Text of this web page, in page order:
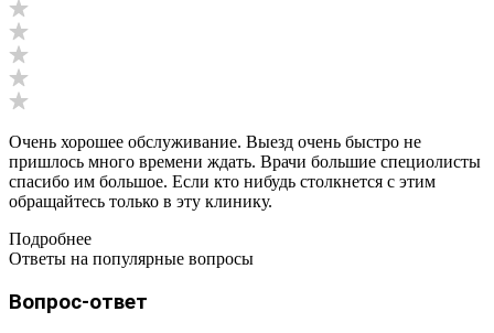
Очень хорошее обслуживание. Выезд очень быстро не
пришлось много времени ждать. Врачи большие специолисты
спасибо им большое. Если кто нибудь столкнется с этим
обращайтесь только в эту клинику.
Подробнее
Ответы на популярные вопросы
Вопрос-ответ